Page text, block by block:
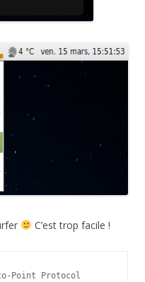
C’est trop facile !
Point Protocol